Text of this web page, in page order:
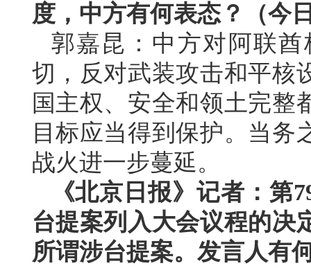
度，中方有何表态？（今
郭嘉昆：中方对阿联
切，反对武装攻击和平核
国主权、安全和领土完整
目标应当得到保护。当务
战火进一步蔓延。
《北京日报》记者：第
台提案列入大会议程的决
所谓涉台提案。发言人有